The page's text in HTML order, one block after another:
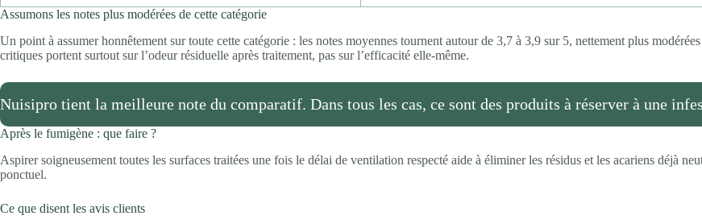
Assumons les notes plus modérées de cette catégorie
Un point à assumer honnêtement sur toute cette catégorie : les notes moyennes tournent autour de 3,7 à 3,9 sur 5, nettement plus
critiques portent surtout sur l’odeur résiduelle après traitement, pas sur l’efficacité elle-même.
Nuisipro tient la meilleure note du comparatif. Dans tous les cas, ce sont des produits à réserver à une
Après le fumigène : que faire ?
Aspirer soigneusement toutes les surfaces traitées une fois le délai de ventilation respecté aide à éliminer les résidus et les acariens déjà
ponctuel.
Ce que disent les avis clients